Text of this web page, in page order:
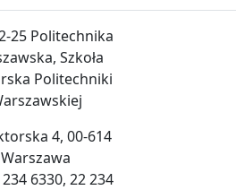
25 Politechnika
Szkoła
Politechniki
4, 00-614
Warszawa
6330, 22 234